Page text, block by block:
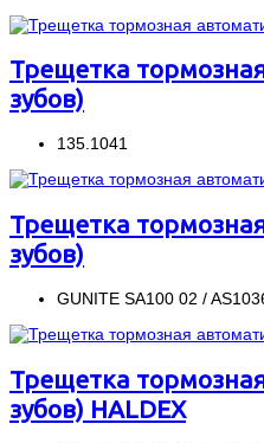
Трещетка
зубов)
135.1041
Трещетка
зубов)
GUNITE SA100 02 /
Трещетка
зубов) HALDEX